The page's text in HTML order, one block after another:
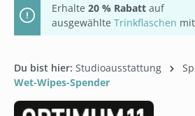
Erhalte 20 % Rabatt auf
ausgewählte Trinkflaschen
Du bist hier: Studioausstattung
Wet-Wipes-Spender